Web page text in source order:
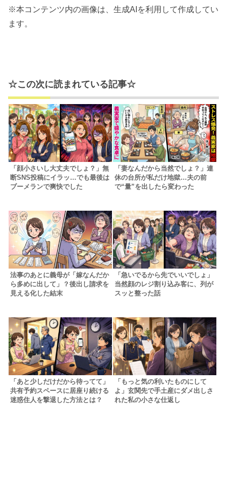
※本コンテンツ内の画像は、生成AIを利用して作成してい
ます。
☆この次に読まれている記事☆
「顔小さいし大丈夫でしょ？」無
断SNS投稿にイラッ…でも最後は
ブーメランで爽快でした
「妻なんだから当然でしょ？」連
休の台所が私だけ地獄…夫の前
で“量”を出したら変わった
法事のあとに義母が「嫁なんだか
ら多めに出して」？後出し請求を
見える化した結末
「急いでるから先でいいでしょ」
当然顔のレジ割り込み客に、列が
スッと整った話
「あと少しだけだから待ってて」
共有予約スペースに居座り続ける
迷惑住人を撃退した方法とは？
「もっと気の利いたものにして
よ」玄関先で手土産にダメ出しさ
れた私の小さな仕返し